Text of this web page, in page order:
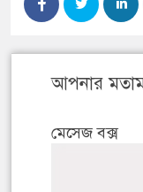
আপনার
মেসেজ বক্স